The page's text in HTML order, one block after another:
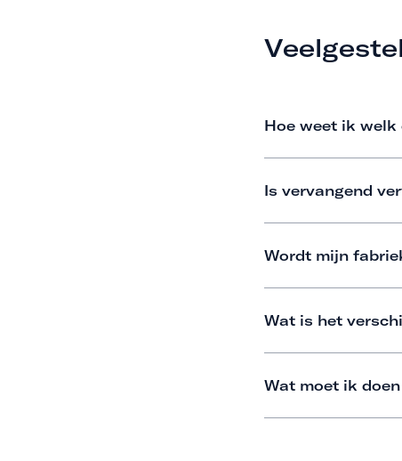
Hoe weet ik
Is vervangend
Wordt mijn
Wat is het
Wat moet ik